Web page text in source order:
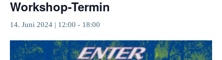
Workshop-Termin
14. Juni 2024 | 12:00 - 18:00